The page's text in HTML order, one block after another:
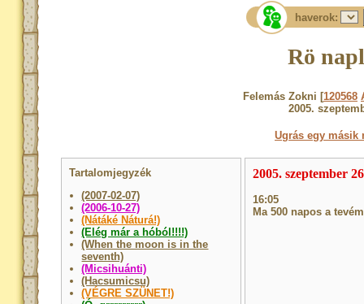
haverok:
Rö
Felemás Zokni [120568
2005.
Ugrás egy másik
Tartalomjegyzék
(2007-02-07)
(2006-10-27)
(Nátáké Náturá!)
(Elég már a hóból!!!!)
(When the moon is in the
seventh)
(Micsihuánti)
(Hacsumicsu)
(VÉGRE SZÜNET!)
2005. szeptember
16:05
Ma 500 napos a